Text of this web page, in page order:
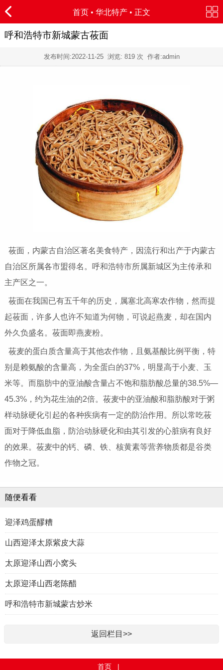
首页 • 华北特产 • 正文
呼和浩特市新城蒙古莜面
发布时间:2022-11-25浏览: 819 次 作者:admin
莜面，内蒙古自治区著名美食特产，因流行和出产于内蒙古
自治区所属各市盟得名。呼和浩特市所属新城区为主传承和
主产区之一。
莜面在我国已有五千年的历史，属塞北高寒农作物，然而提
起莜面，许多人也许不知道为何物，可说起燕麦，却在国内
外久负盛名。莜面即燕麦粉。
莜麦的蛋白质含量高于其他农作物，且氨基酸比例平衡，特
别是赖氨酸的含量高，为全蛋白的37%，明显高于小麦、玉
米等。而脂肪中的亚油酸含量占不饱和脂肪酸总量的38.5%—
45.3%，约为花生油的2倍。莜麦中的亚油酸和脂肪酸对于粥
样动脉硬化引起的各种疾病有一定的防治作用。所以常吃莜
面对于降低血脂，防治动脉硬化和由其引发的心脏病有良好
的效果。莜麦中的钙、磷、铁、核黄素等营养物质都是谷类
作物之冠。
随便看看
迎泽鸡蛋醪糟
山西迎泽太原紫皮大蒜
太原迎泽山西小窝头
太原迎泽山西老陈醋
呼和浩特市新城蒙古炒米
返回栏目>>
首页 |